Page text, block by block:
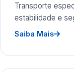
Transporte
estabilidade e
Saiba Mais